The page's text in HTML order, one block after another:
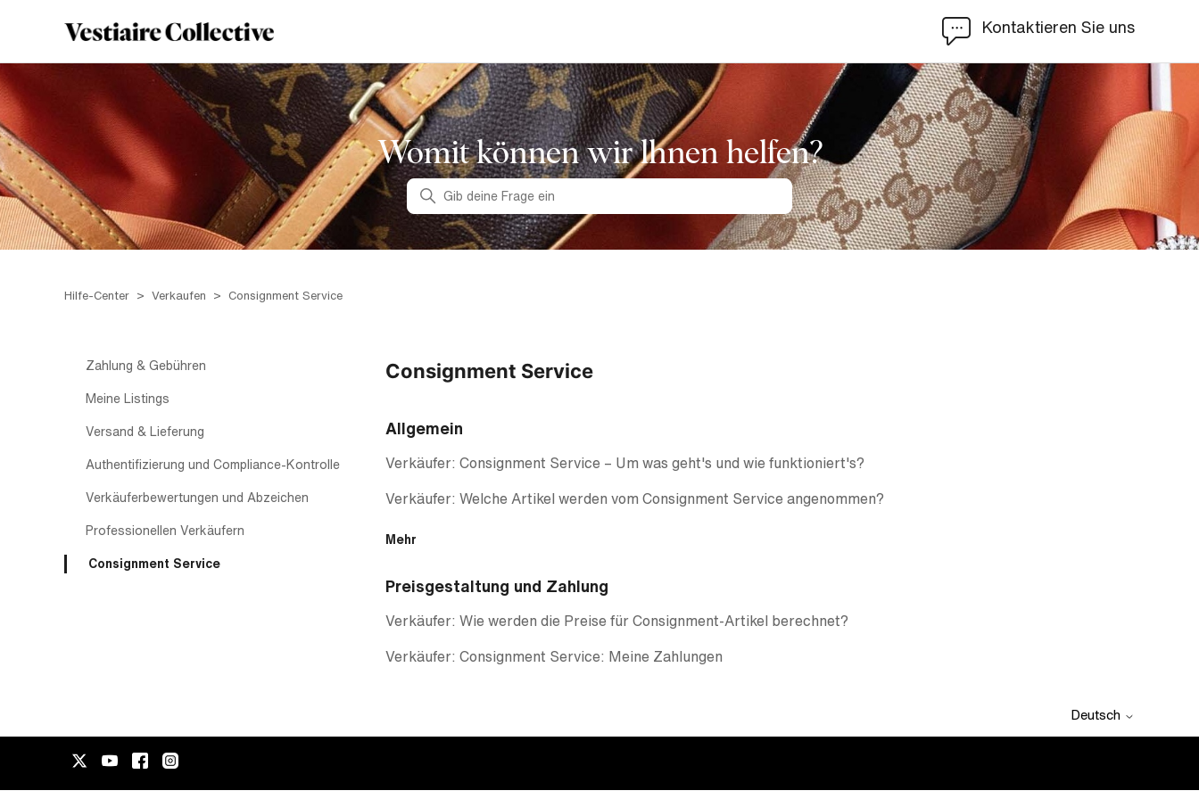
Kontaktieren Sie uns
Womit können wir lhnen helfen?
Suche
Hilfe-Center Verkaufen Consignment Service
Zahlung & Gebühren
Meine Listings
Versand & Lieferung
Authentifizierung und Compliance-Kontrolle
Verkäuferbewertungen und Abzeichen
Professionellen Verkäufern
Consignment Service
Allgemein
Verkäufer: Consignment Service – Um was geht's und wie funktioniert's?
Verkäufer: Welche Artikel werden vom Consignment Service angenommen?
Mehr
Preisgestaltung und Zahlung
Verkäufer: Wie werden die Preise für Consignment-Artikel berechnet?
Verkäufer: Consignment Service: Meine Zahlungen
Consignment Service
Deutsch